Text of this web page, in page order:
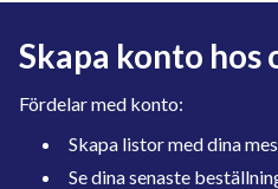
Skapa konto hos
Fördelar med konto:
Skapa listor med dina
Se dina senaste